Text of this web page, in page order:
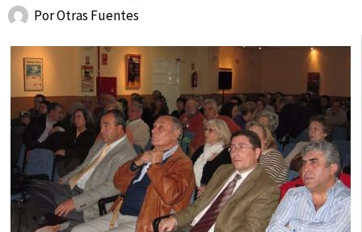
PorOtras Fuentes